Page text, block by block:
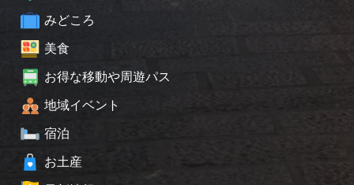
みどころ
美食
お得な移動や周遊パス
地域イベント
宿泊
お土産